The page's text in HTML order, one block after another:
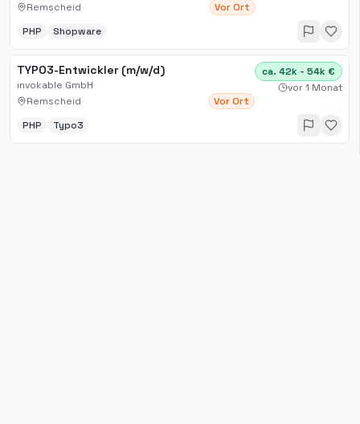
Remscheid
Vor Ort
PHP Shopware
TYPO3-Entwickler (m/w/d)
invokable GmbH
Remscheid
Vor Ort
ca. 42k - 54k €
vor 1 Monat
PHP Typo3